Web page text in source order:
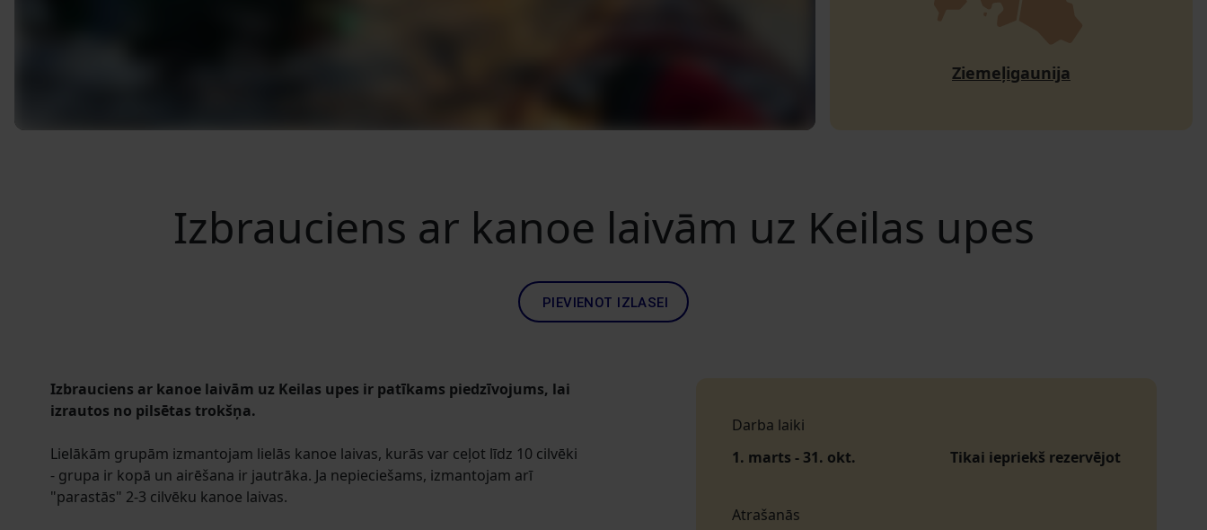
Ziemeļigaunija
Izbrauciens ar kanoe laivām uz Keilas upes
PIEVIENOT IZLASEI
Izbrauciens ar kanoe laivām uz Keilas upes ir patīkams piedzīvojums, lai
izrautos no pilsētas trokšņa.
Lielākām grupām izmantojam lielās kanoe laivas, kurās var ceļot līdz 10 cilvēki
- grupa ir kopā un airēšana ir jautrāka. Ja nepieciešams, izmantojam arī
"parastās" 2-3 cilvēku kanoe laivas.
Darba laiki
1. marts - 31. okt.
Tikai iepriekš rezervējot
Atrašanās